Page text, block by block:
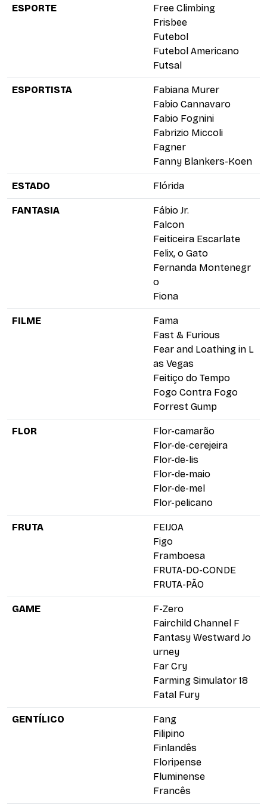
ESPORTE
Free Climbing
Frisbee
Futebol
Futebol Americano
Futsal
ESPORTISTA
Fabiana Murer
Fabio Cannavaro
Fabio Fognini
Fabrizio Miccoli
Fagner
Fanny Blankers-Koen
ESTADO Flórida
FANTASIA
Fábio Jr.
Falcon
Feiticeira Escarlate
Felix, o Gato
Fernanda Montenegr
o
Fiona
FILME
Fama
Fast & Furious
Fear and Loathing in L
as Vegas
Feitiço do Tempo
Fogo Contra Fogo
Forrest Gump
FLOR
Flor-camarão
Flor-de-cerejeira
Flor-de-lis
Flor-de-maio
Flor-de-mel
Flor-pelicano
FRUTA
FEIJOA
Figo
Framboesa
FRUTA-DO-CONDE
FRUTA-PÃO
GAME
F-Zero
Fairchild Channel F
Fantasy Westward Jo
urney
Far Cry
Farming Simulator 18
Fatal Fury
GENTÍLICO
Fang
Filipino
Finlandês
Floripense
Fluminense
Francês